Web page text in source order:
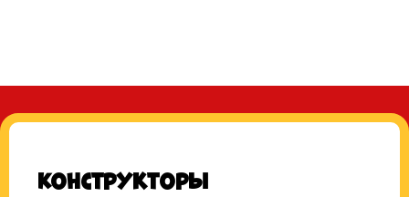
Конструкторы